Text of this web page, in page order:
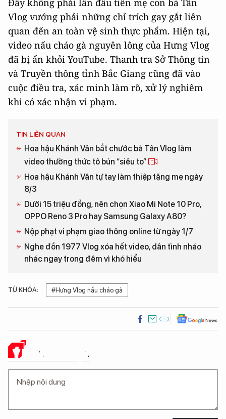
Đây không phải lần đầu tiên mẹ con bà Tân
Vlog vướng phải những chỉ trích gay gắt liên
quan đến an toàn vệ sinh thực phẩm. Hiện tại,
video nấu cháo gà nguyên lông của Hưng Vlog
đã bị ẩn khỏi YouTube. Thanh tra Sở Thông tin
và Truyền thông tỉnh Bắc Giang cũng đã vào
cuộc điều tra, xác minh làm rõ, xử lý nghiêm
khi có xác nhận vi phạm.
TIN LIÊN QUAN
Hoa hậu Khánh Vân bắt chước bà Tân Vlog làm
video thưởng thức tô bún “siêu to”
Hoa hậu Khánh Vân tự tay làm thiệp tặng mẹ ngày
8/3
Dưới 15 triệu đồng, nên chọn Xiao Mi Note 10 Pro,
OPPO Reno 3 Pro hay Samsung Galaxy A80?
Nộp phạt vi phạm giao thông online từ ngày 1/7
Nghe đồn 1977 Vlog xóa hết video, dân tình nháo
nhác ngay trong đêm vì khó hiểu
TỪ KHÓA: #Hưng Vlog nấu cháo gà
Ý KIẾN CỦA BẠN